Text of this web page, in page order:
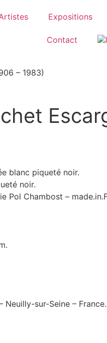
Expositions
Contact
– 1983)
blanc piqueté noir.
noir.
Pol Chambost –
Neuilly-sur-Seine – France.